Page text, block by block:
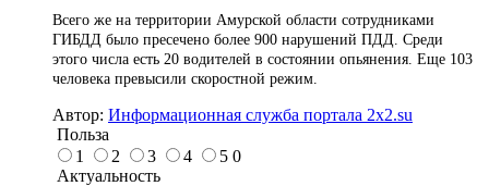
Всего же на территории Амурской области сотрудниками
ГИБДД было пресечено более 900 нарушений ПДД. Среди
этого числа есть 20 водителей в состоянии опьянения. Еще 103
человека превысили скоростной режим.
Автор: Информационная служба портала 2x2.su
Польза
1
2 3 4 5 0
Актуальность